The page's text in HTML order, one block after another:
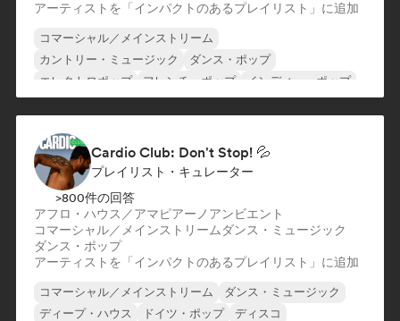
アーティストを「インパクトのあるプレイリスト」に追加
コマーシャル／メインストリーム
カントリー・ミュージック
ダンス・ポップ
エレクトロポップ
フレンチ・ポップ
インディー・ポップ
Cardio Club: Don't Stop! 💦
プレイリスト・キュレーター
>800件の回答
アフロ・ハウス／アマピアーノ アンビエント
コマーシャル／メインストリーム ダンス・ミュージック
ダンス・ポップ
アーティストを「インパクトのあるプレイリスト」に追加
コマーシャル／メインストリーム
ダンス・ミュージック
ディープ・ハウス
ドイツ・ポップ
ディスコ